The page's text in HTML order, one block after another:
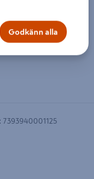
zooma in
: 7393940001125
Godkänn alla